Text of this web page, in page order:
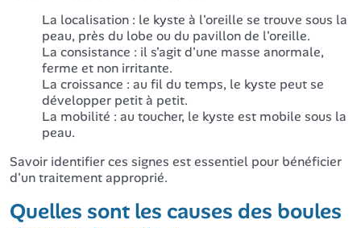
La localisation : le kyste à l'oreille se trouve sous la
peau, près du lobe ou du pavillon de l'oreille.
La consistance : il s'agit d'une masse anormale,
ferme et non irritante.
La croissance : au fil du temps, le kyste peut se
développer petit à petit.
La mobilité : au toucher, le kyste est mobile sous la
peau.
Savoir identifier ces signes est essentiel pour bénéficier
d'un traitement approprié.
Quelles sont les causes des boules